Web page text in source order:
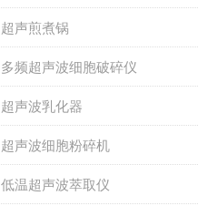
超声煎煮锅
多频超声波细胞破碎仪
超声波乳化器
超声波细胞粉碎机
低温超声波萃取仪